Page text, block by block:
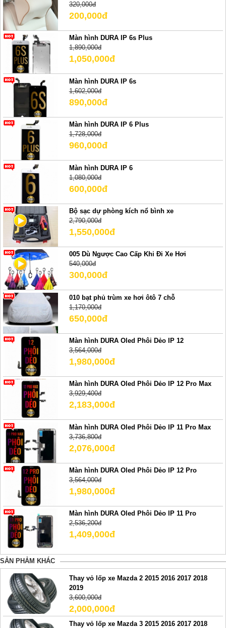
320,000đ
200,000đ
Màn hình DURA IP 6s Plus
1,890,000đ
1,050,000đ
Màn hình DURA IP 6s
1,602,000đ
890,000đ
Màn hình DURA IP 6 Plus
1,728,000đ
960,000đ
Màn hình DURA IP 6
1,080,000đ
600,000đ
Bộ sạc dự phòng kích nổ bình xe
2,790,000đ
1,550,000đ
005 Dù Ngược Cao Cấp Khi Đi Xe Hơi
540,000đ
300,000đ
010 bạt phủ trùm xe hơi ôtô 7 chỗ
1,170,000đ
650,000đ
Màn hình DURA Oled Phôi Dẻo IP 12
3,564,000đ
1,980,000đ
Màn hình DURA Oled Phôi Dẻo IP 12 Pro Max
3,929,400đ
2,183,000đ
Màn hình DURA Oled Phôi Dẻo IP 11 Pro Max
3,736,800đ
2,076,000đ
Màn hình DURA Oled Phôi Dẻo IP 12 Pro
3,564,000đ
1,980,000đ
Màn hình DURA Oled Phôi Dẻo IP 11 Pro
2,536,200đ
1,409,000đ
SẢN PHẢM KHÁC
Thay vỏ lốp xe Mazda 2 2015 2016 2017 2018
2019
3,600,000đ
2,000,000đ
Thay vỏ lốp xe Mazda 3 2015 2016 2017 2018